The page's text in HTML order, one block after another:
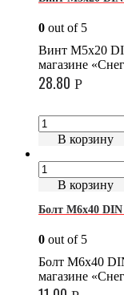
0 out of 5
Винт М5х20
магазине
28.80 Р
В корзину
В корзину
Болт М6х40 DIN
0 out of 5
Болт М6х40
магазине